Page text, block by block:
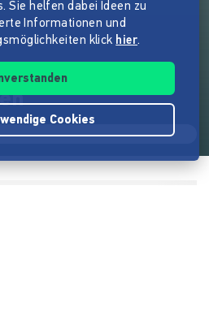
Sie helfen dabei Ideen zu
Informationen und
klick hier.
Cookies